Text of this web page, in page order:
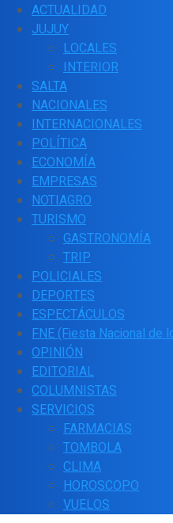
ACTUALIDAD
JUJUY
LOCALES
INTERIOR
SALTA
NACIONALES
INTERNACIONALES
POLÍTICA
ECONOMÍA
EMPRESAS
NOTIAGRO
TURISMO
GASTRONOMÍA
TRIP
POLICIALES
DEPORTES
ESPECTÁCULOS
FNE (Fiesta Nacional de
OPINIÓN
EDITORIAL
COLUMNISTAS
SERVICIOS
FARMACIAS
TOMBOLA
CLIMA
HOROSCOPO
VUELOS